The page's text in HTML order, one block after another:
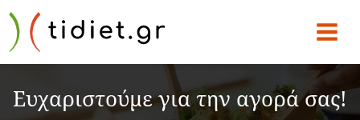
Ευχαριστούμε για την αγορά σας!